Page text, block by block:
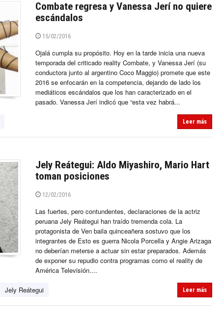
Combate regresa y Vanessa Jerí no quiere
escándalos
15/02/2016
Ojalá cumpla su propósito. Hoy en la tarde inicia una nueva
temporada del criticado reality Combate, y Vanessa Jerí (su
conductora junto al argentino Coco Maggio) promete que este
2016 se enfocarán en la competencia, dejando de lado los
mediáticos escándalos que los han caracterizado en el
pasado. Vanessa Jerí indicó que “esta vez habrá...
Leer más
Jely Reátegui: Aldo Miyashiro, Mario Hart
toman posiciones
12/02/2016
Las fuertes, pero contundentes, declaraciones de la actriz
peruana Jely Reátegui han traído tremenda cola. La
protagonista de Ven baila quinceañera sostuvo que los
integrantes de Esto es guerra Nicola Porcella y Angie Arizaga
no deberían meterse a actuar sin estar preparados. Además
de exponer su repudio contra programas como el reality de
América Televisión....
Jely Reátegui Leer más